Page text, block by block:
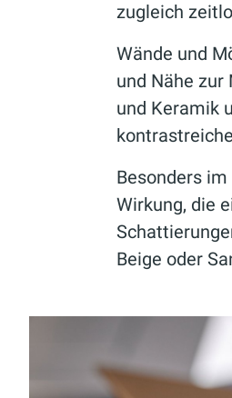
zugleich
Wände und
und Nähe
und Keramik
Besonders
Wirkung, die
Beige oder